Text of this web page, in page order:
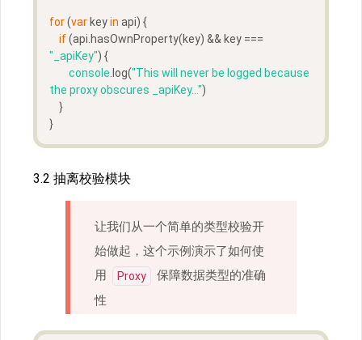
for (var key in api) {
if
"_apiKey") {
console .log("This will never be logged because
the proxy obscures _apiKey...")
    }
}
3.2 抽离校验模块
让我们从一个简单的类型校验开
始做起，这个示例演示了如何使
用
Proxy
保障数据类型的准确
性